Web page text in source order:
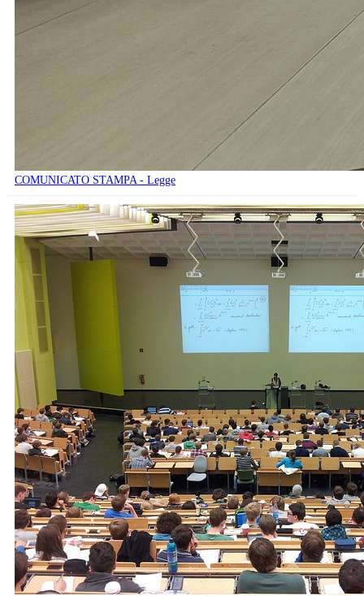
COMUNICATO STAMPA - Legge